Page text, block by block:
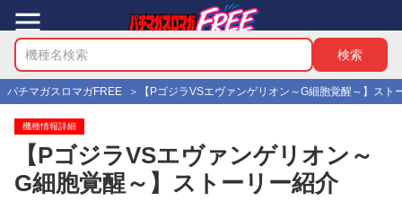
パチマガスロマガFREE 【PゴジラVSエヴァンゲリオン～G細胞覚醒～】スト
機種情報詳細
【PゴジラVSエヴァンゲリオン～
G細胞覚醒～】ストーリー紹介